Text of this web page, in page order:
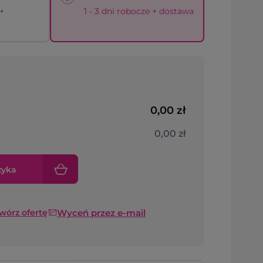
1 - 3 dni robocze + dostawa
0,00 zł
0,00 zł
ofertę Wyceń przez e-mail